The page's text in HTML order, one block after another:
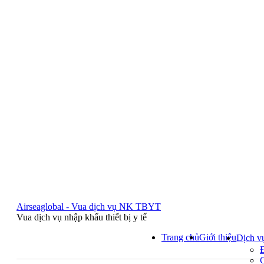
Airseaglobal - Vua dịch vụ NK TBYT
Vua dịch vụ nhập khẩu thiết bị y tế
Trang chủGiới thiệuDịch